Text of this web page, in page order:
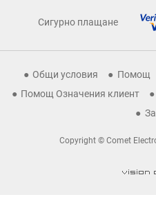
Сигурно плащане
Общи условия Помощ
Помощ Означения клиент
Copyright © Comet